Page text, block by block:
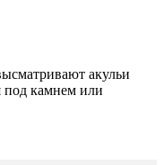
акульи
под камнем или